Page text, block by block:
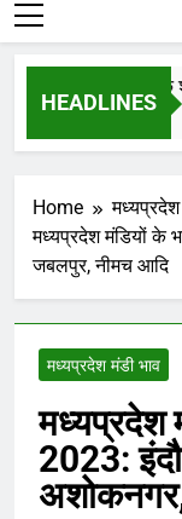
HEADLINES
नववर्ष की हार्दिक
7 Months Ago
Home
मध्यप्रदेश
मध्यप्रदेश मंडियों के
जबलपुर, नीमच आदि
मध्यप्रदेश मंडी भाव
मध्यप्रदेश
2023: